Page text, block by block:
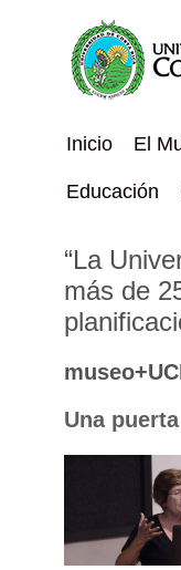
Inicio El
Educación
“La
más de
Una